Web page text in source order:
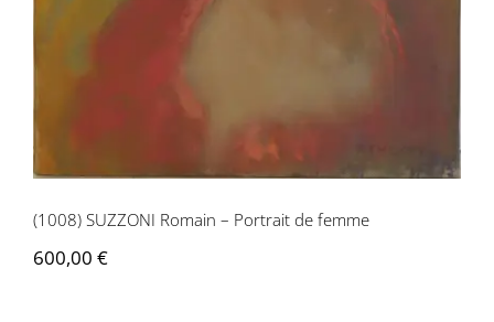
(1008) SUZZONI Romain – Portrait de femme
600,00 €